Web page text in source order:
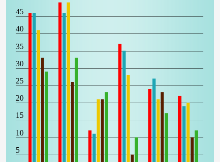
45
40
35
30
25
20
15
10
5